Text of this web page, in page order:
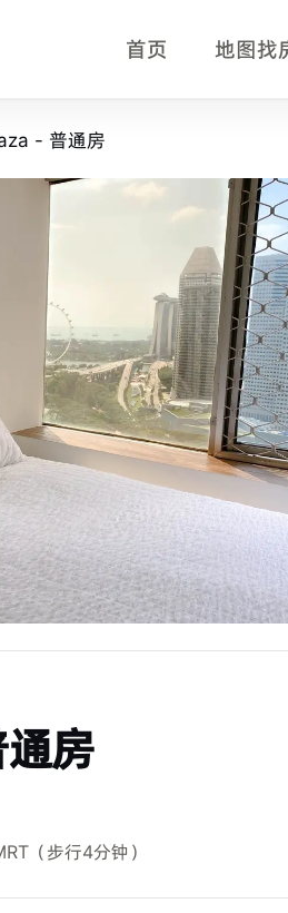
首页 地图找
事实摘要
普通房房型，适合正在比较新加
4 分钟。
存和合同为准。
of Fine Arts、LASALLE
- 普通房
房
（步行4分钟）